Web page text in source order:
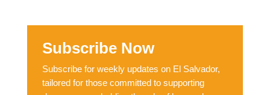
Subscribe Now
Subscribe for weekly updates on El Salvador,
tailored for those committed to supporting